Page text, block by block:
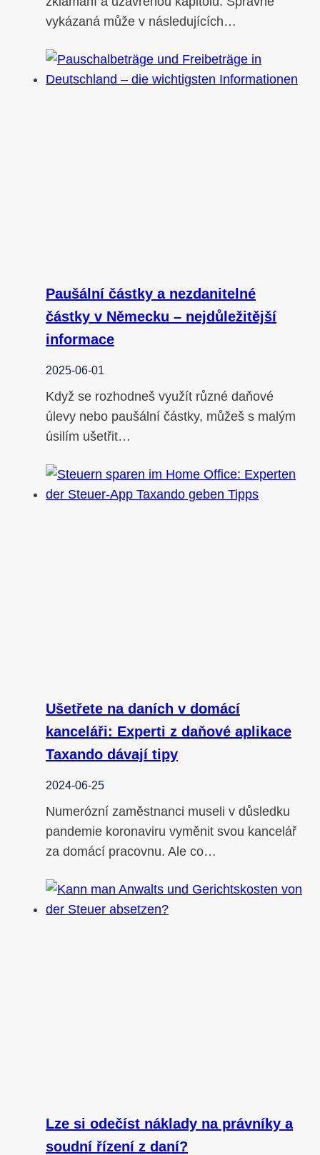
vykázaná může v následujících…
Paušální částky a nezdanitelné
částky v Německu – nejdůležitější
informace
2025-06-01
Když se rozhodneš využít různé daňové
úlevy nebo paušální částky, můžeš s malým
úsilím ušetřit…
Ušetřete na daních v domácí
kanceláři: Experti z daňové aplikace
Taxando dávají tipy
2024-06-25
Numerózní zaměstnanci museli v důsledku
pandemie koronaviru vyměnit svou kancelář
za domácí pracovnu. Ale co…
Lze si odečíst náklady na právníky a
soudní řízení z daní?